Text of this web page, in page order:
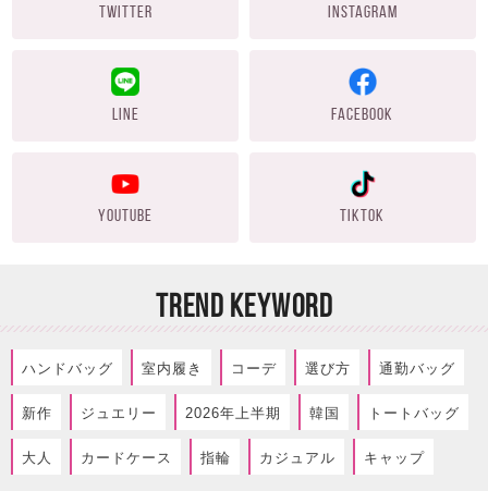
TWITTER INSTAGRAM
LINE FACEBOOK
YOUTUBE TIKTOK
TREND KEYWORD
ハンドバッグ 室内履き コーデ 選び方 通勤バッグ
新作 ジュエリー 2026年上半期 韓国 トートバッグ
大人 カードケース 指輪 カジュアル キャップ